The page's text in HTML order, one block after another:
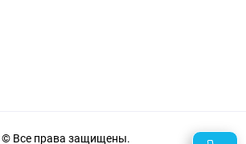
© Все права защищены.